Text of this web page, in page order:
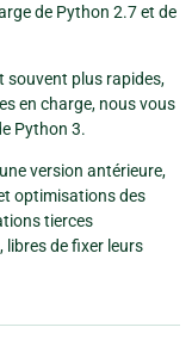
de Python 2.7 et de
souvent plus rapides,
en charge, nous vous
Python 3.
version antérieure,
optimisations des
tierces
de fixer leurs